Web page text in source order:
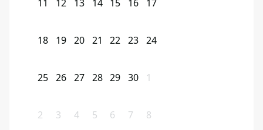
11 12 13 14 15 16 17
18 19 20 21 22 23 24
25 26 27 28 29 30 1
2 3 4 5 6 7 8